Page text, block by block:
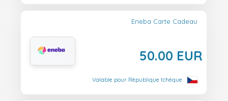
Eneba Carte Cadeau
50.00 EUR
Valable pour République tchèque